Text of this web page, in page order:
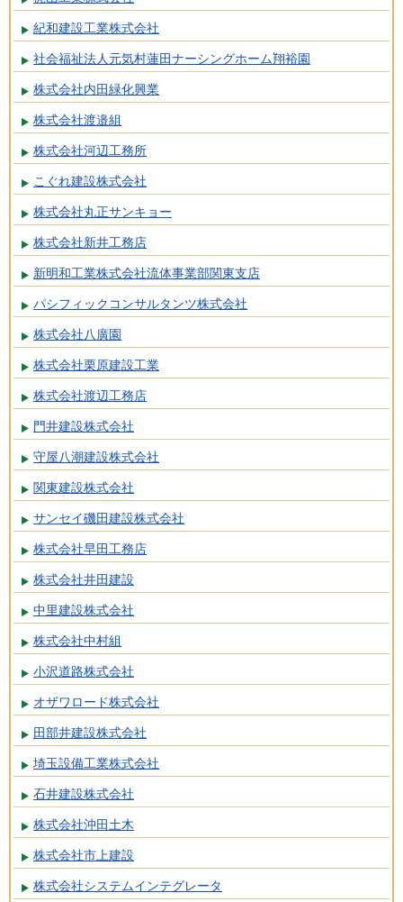
紀和建設工業株式会社
社会福祉法人元気村蓮田ナーシングホーム翔裕園
株式会社内田緑化興業
株式会社渡邉組
株式会社河辺工務所
こぐれ建設株式会社
株式会社丸正サンキョー
株式会社新井工務店
新明和工業株式会社流体事業部関東支店
パシフィックコンサルタンツ株式会社
株式会社八廣園
株式会社栗原建設工業
株式会社渡辺工務店
門井建設株式会社
守屋八潮建設株式会社
関東建設株式会社
サンセイ磯田建設株式会社
株式会社早田工務店
株式会社井田建設
中里建設株式会社
株式会社中村組
小沢道路株式会社
オザワロード株式会社
田部井建設株式会社
埼玉設備工業株式会社
石井建設株式会社
株式会社沖田土木
株式会社市上建設
株式会社システムインテグレータ